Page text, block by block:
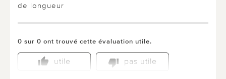
de longueur
0 sur 0 ont trouvé cette évaluation utile.
utile pas utile